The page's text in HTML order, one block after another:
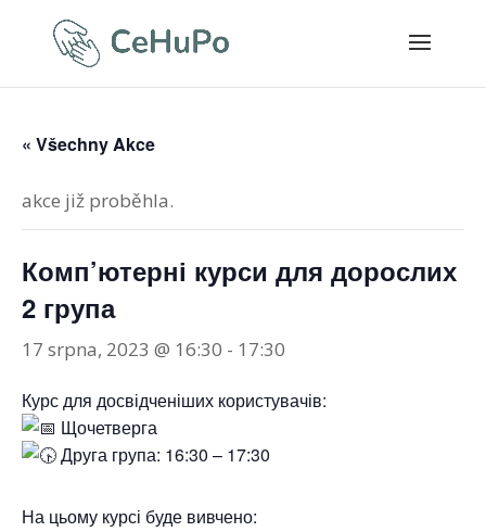
« Všechny Akce
akce již proběhla.
Комп’ютерні курси для дорослих
2 група
17 srpna, 2023 @ 16:30 - 17:30
Курс для досвідченіших користувачів:
Щочетверга
Друга група: 16:30 – 17:30
На цьому курсі буде вивчено: